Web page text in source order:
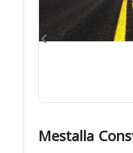
Mestalla